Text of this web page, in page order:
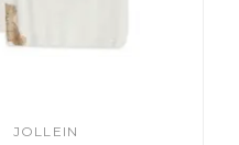
JOLLEIN